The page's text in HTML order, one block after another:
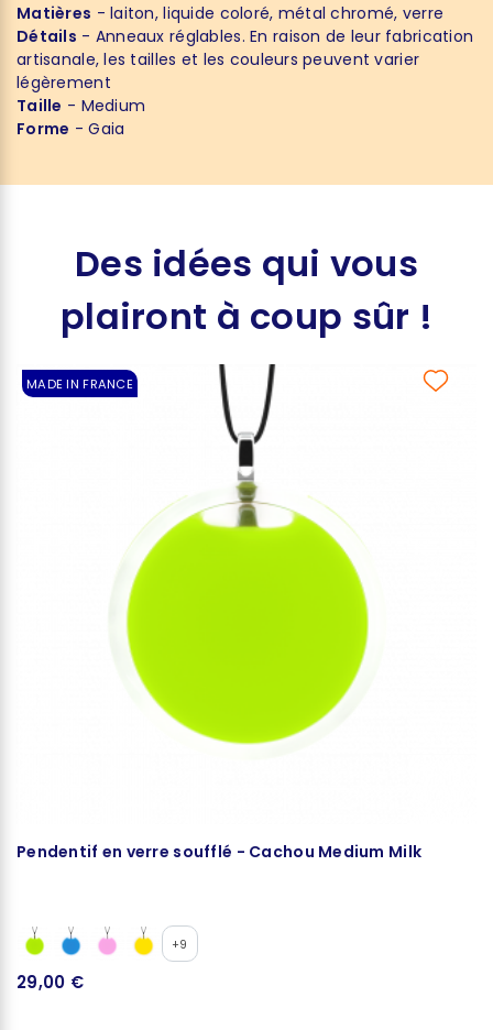
Matières - laiton, liquide coloré, métal chromé, verre
Détails - Anneaux réglables. En raison de leur fabrication
artisanale, les tailles et les couleurs peuvent varier
légèrement
Taille - Medium
Forme - Gaia
Des idées qui vous
plairont à coup sûr !
MADE IN FRANCE
Pendentif en verre soufflé - Cachou Medium Milk
+9
29,00 €